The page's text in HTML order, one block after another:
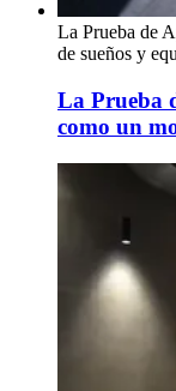
La Prueba de
de sueños y
La Prueba
como un